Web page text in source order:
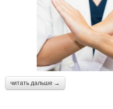
читать дальше →